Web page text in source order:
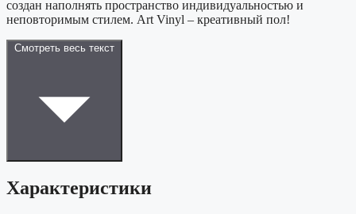
создан наполнять пространство индивидуальностью и
неповторимым стилем. Art Vinyl – креативный пол!
Смотреть весь текст
Характеристики